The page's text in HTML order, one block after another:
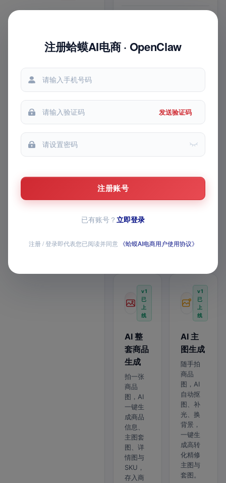
我的推广
平台
多比例适配
1键
智能配乐 图 文 1
一张
视频已上线，AI 全
家桶持续上新
覆盖商品生成、图片与视频创作、导
全部模块均已开放
v1
已
上
线
AI 整
套商品
生成
拍一张
商品
图，AI
一键生
成商品
信息、
主图套
图、详
情图与
SKU，
存入商
v1
已
上
线
AI 主
图生成
随手拍
商品
图，AI
自动抠
图、补
光、换
背景，
一键生
成高转
化精修
主图与
套图。
注册蛤蟆AI电商 · OpenClaw
发送验证码
注册账号
已有账号？ 立即登录
注册 / 登录即代表您已阅读并同意 《蛤蟆AI电商用户使用协议》